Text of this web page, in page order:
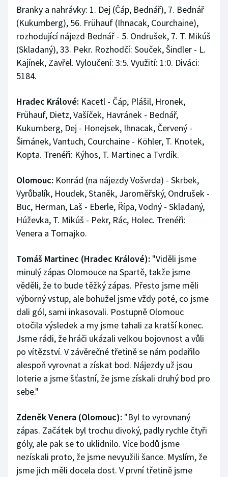
Branky a nahrávky: 1. Dej (Čáp, Bednář), 7. Bednář
(Kukumberg), 56. Frühauf (Ihnacak, Courchaine),
rozhodující nájezd Bednář - 5. Ondrušek, 7. T. Mikúš
(Skladaný), 33. Pekr. Rozhodčí: Souček, Šindler - L.
Kajínek, Zavřel. Vyloučení: 3:5. Využití: 1:0. Diváci:
5184.
Hradec Králové: Kacetl - Čáp, Plášil, Hronek,
Frühauf, Dietz, Vašíček, Havránek - Bednář,
Kukumberg, Dej - Honejsek, Ihnacak, Červený -
Šimánek, Vantuch, Courchaine - Köhler, T. Knotek,
Kopta. Trenéři: Kýhos, T. Martinec a Tvrdík.
Olomouc: Konrád (na nájezdy Vošvrda) - Skrbek,
Vyrůbalík, Houdek, Staněk, Jaroměřský, Ondrušek -
Buc, Herman, Laš - Eberle, Řípa, Vodný - Skladaný,
Húževka, T. Mikúš - Pekr, Rác, Holec. Trenéři:
Venera a Tomajko.
Tomáš Martinec (Hradec Králové): "Viděli jsme
minulý zápas Olomouce na Spartě, takže jsme
věděli, že to bude těžký zápas. Přesto jsme měli
výborný vstup, ale bohužel jsme vždy poté, co jsme
dali gól, sami inkasovali. Postupně Olomouc
otočila výsledek a my jsme tahali za kratší konec.
Jsme rádi, že hráči ukázali velkou bojovnost a vůli
po vítězství. V závěrečné třetině se nám podařilo
alespoň vyrovnat a získat bod. Nájezdy už jsou
loterie a jsme šťastní, že jsme získali druhý bod pro
sebe."
Zdeněk Venera (Olomouc): "Byl to vyrovnaný
zápas. Začátek byl trochu divoký, padly rychle čtyři
góly, ale pak se to uklidnilo. Více bodů jsme
nezískali proto, že jsme nevyužili šance. Myslím, že
jsme jich měli docela dost. V první třetině jsme